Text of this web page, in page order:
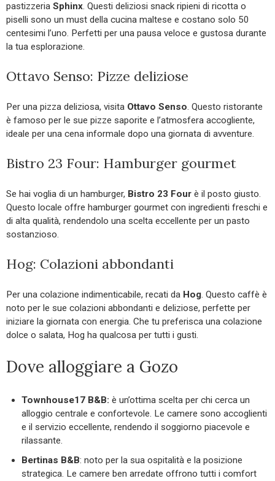
pastizzeria Sphinx. Questi deliziosi snack ripieni di ricotta o
piselli sono un must della cucina maltese e costano solo 50
centesimi l’uno. Perfetti per una pausa veloce e gustosa durante
la tua esplorazione.
Ottavo Senso: Pizze deliziose
Per una pizza deliziosa, visita Ottavo Senso. Questo ristorante
è famoso per le sue pizze saporite e l’atmosfera accogliente,
ideale per una cena informale dopo una giornata di avventure.
Bistro 23 Four: Hamburger gourmet
Se hai voglia di un hamburger, Bistro 23 Four è il posto giusto.
Questo locale offre hamburger gourmet con ingredienti freschi e
di alta qualità, rendendolo una scelta eccellente per un pasto
sostanzioso.
Hog: Colazioni abbondanti
Per una colazione indimenticabile, recati da Hog. Questo caffè è
noto per le sue colazioni abbondanti e deliziose, perfette per
iniziare la giornata con energia. Che tu preferisca una colazione
dolce o salata, Hog ha qualcosa per tutti i gusti.
Dove alloggiare a Gozo
Townhouse17 B&B: è un’ottima scelta per chi cerca un
alloggio centrale e confortevole. Le camere sono accoglienti
e il servizio eccellente, rendendo il soggiorno piacevole e
rilassante.
Bertinas B&B: noto per la sua ospitalità e la posizione
strategica. Le camere ben arredate offrono tutti i comfort